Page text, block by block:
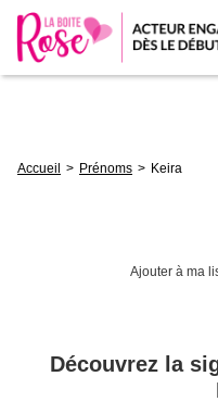
d'Ariane
Accueil Prénoms Keira
Ajouter à ma
Découvrez la